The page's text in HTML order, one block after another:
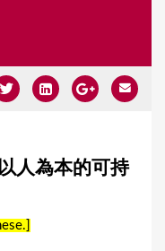
人為本的可持